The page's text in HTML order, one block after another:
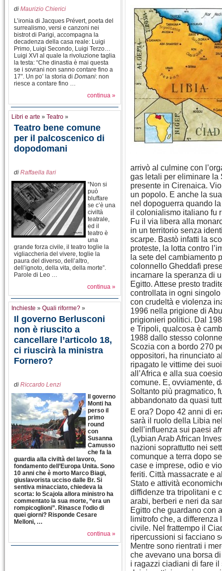
di Maurizio Chierici
L’ironia di Jacques Prévert, poeta del
surrealismo, versi e canzoni nei
bistrot di Parigi, accompagna la
decadenza della casa reale: Luigi
Primo, Luigi Secondo, Luigi Terzo…
Luigi XVI al quale la rivoluzione taglia
la testa: “Che dinastia è mai questa
se i sovrani non sanno contare fino a
17”. Un po’ la storia di Domani: non
riesce a contare fino …
continua »
Libri e arte » Teatro »
Teatro bene comune
per il palcoscenico di
dopodomani
di Raffaella Ilari
“Non si
può
bluffare
se c’è una
civiltà
teatrale,
ed il
teatro è
una
grande forza civile, il teatro toglie la
vigliaccheria del vivere, toglie la
paura del diverso, dell’altro,
dell’ignoto, della vita, della morte”.
Parole di Leo …
continua »
Inchieste » Quali riforme? »
Il governo Berlusconi
non è riuscito a
cancellare l’articolo 18,
ci riuscirà la ministra
Fornero?
di Riccardo Lenzi
Il governo
Monti ha
perso il
primo
round
con
Susanna
Camusso
che fa la
guardia alla civiltà del lavoro,
fondamento dell’Europa Unita. Sono
10 anni che è morto Marco Biagi,
giuslavorista ucciso dalle Br. Si
sentiva minacciato, chiedeva la
scorta: lo Scajola allora ministro ha
commentato la sua morte, “era un
rompicoglioni”. Rinasce l’odio di
quei giorni? Risponde Cesare
Melloni, …
continua »
arrivò al culmine con
gas letali per eliminare la
presente in Cirenaica.
un popolo. E anche la
nel dopoguerra quando
il colonialismo italiano fu
Fu il via libera alla
in un territorio senza
scarpe. Bastò infatti la
proteste, la lotta contro
la sete del cambiamento
colonnello Gheddafi
incarnare la speranza di
Egitto. Attese presto
controllata in ogni
con crudeltà e violenza
1996 nella prigione di
prigionieri politici. Dal
e Tripoli, qualcosa è
1988 dallo stesso
Scozia con a bordo 270
oppositori, ha rinunciato
ripagato le vittime dei
all’Africa e alla sua
comune. E, ovviamente,
Soltanto più pragmatico,
abbandonato da quasi
E ora? Dopo 42 anni di
sarà il ruolo della Libia
dell’influenza sui paesi
(Lybian Arab African
nazioni soprattutto nei
comunque a terra dopo
case e imprese, odio e
feriti. Città massacrate e
Stato e attività
diffidenze tra tripolitani e
arabi, berberi e neri da
Egitto che guardano con
limitrofo che, a
civile. Nel frattempo il
ripercussioni si facciano
Mentre sono rientrati i
che avevano una borsa
i ragazzi ciadiani di fare